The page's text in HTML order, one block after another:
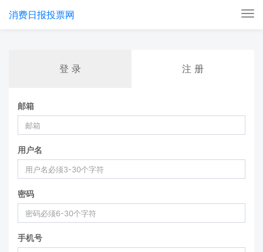
消费日报投票网
登 录 注 册
邮箱
用户名
密码
手机号